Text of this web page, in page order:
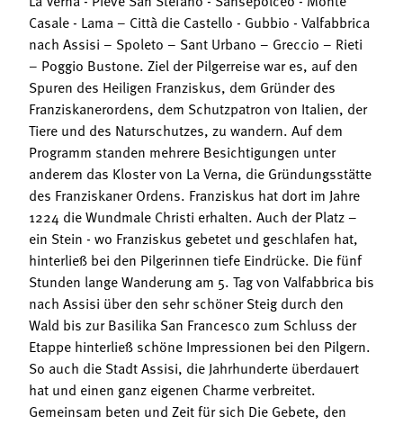
Casale - Lama – Città die Castello - Gubbio - Valfabbrica
nach Assisi – Spoleto – Sant Urbano – Greccio – Rieti
– Poggio Bustone. Ziel der Pilgerreise war es, auf den
Spuren des Heiligen Franziskus, dem Gründer des
Franziskanerordens, dem Schutzpatron von Italien, der
Tiere und des Naturschutzes, zu wandern. Auf dem
Programm standen mehrere Besichtigungen unter
anderem das Kloster von La Verna, die Gründungsstätte
des Franziskaner Ordens. Franziskus hat dort im Jahre
1224 die Wundmale Christi erhalten. Auch der Platz –
ein Stein - wo Franziskus gebetet und geschlafen hat,
hinterließ bei den Pilgerinnen tiefe Eindrücke. Die fünf
Stunden lange Wanderung am 5. Tag von Valfabbrica bis
nach Assisi über den sehr schöner Steig durch den
Wald bis zur Basilika San Francesco zum Schluss der
Etappe hinterließ schöne Impressionen bei den Pilgern.
So auch die Stadt Assisi, die Jahrhunderte überdauert
hat und einen ganz eigenen Charme verbreitet.
Gemeinsam beten und Zeit für sich Die Gebete, den